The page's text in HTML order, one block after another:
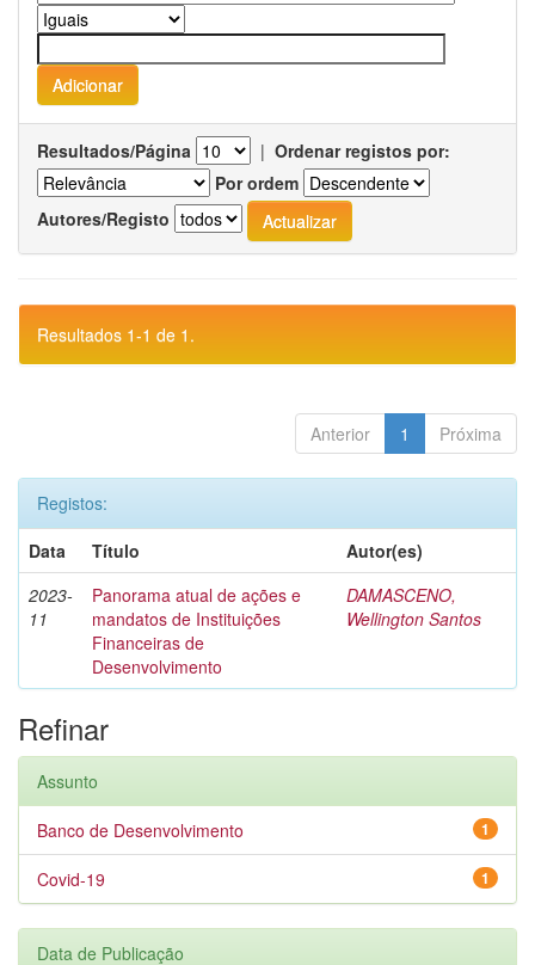
Resultados/Página | Ordenar registos por:
Por ordem
Autores/Registo
Resultados 1-1 de 1.
Anterior 1 Próxima
Registos:
Data
Título
Autor(es)
2023-
11
Panorama atual de ações e
mandatos de Instituições
Financeiras de
Desenvolvimento
DAMASCENO,
Wellington Santos
Refinar
Assunto
1
Banco de Desenvolvimento
1
Covid-19
Data de Publicação